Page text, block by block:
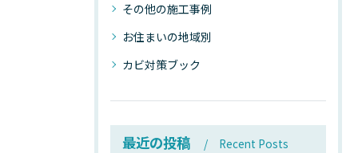
その他の施工事例
お住まいの地域別
カビ対策ブック
最近の投稿 Recent Posts